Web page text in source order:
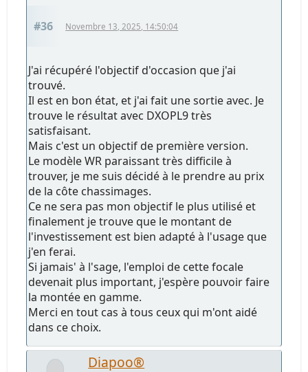
#36 Novembre 13, 2025, 14:50:04
J'ai récupéré l'objectif d'occasion que j'ai
trouvé.
Il est en bon état, et j'ai fait une sortie avec. Je
trouve le résultat avec DXOPL9 très
satisfaisant.
Mais c'est un objectif de première version.
Le modèle WR paraissant très difficile à
trouver, je me suis décidé à le prendre au prix
de la côte chassimages.
Ce ne sera pas mon objectif le plus utilisé et
finalement je trouve que le montant de
l'investissement est bien adapté à l'usage que
j'en ferai.
Si jamais' à l'sage, l'emploi de cette focale
devenait plus important, j'espère pouvoir faire
la montée en gamme.
Merci en tout cas à tous ceux qui m'ont aidé
dans ce choix.
Diapoo®